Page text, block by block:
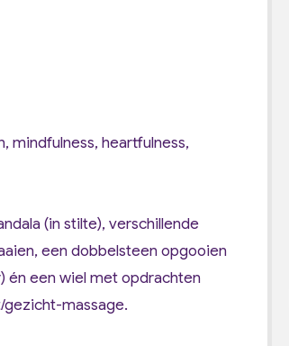
mindfulness, heartfulness,
(in stilte), verschillende
een dobbelsteen opgooien
én een wiel met opdrachten
gezicht-massage.